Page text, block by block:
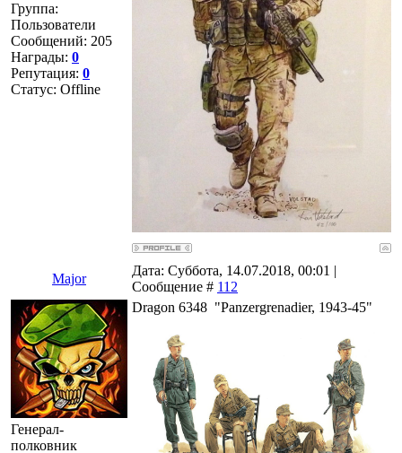
Группа:
Пользователи
Сообщений: 205
Награды: 0
Репутация: 0
Статус: Offline
Major
Дата: Суббота, 14.07.2018, 00:01 |
Сообщение # 112
Генерал-
полковник
Dragon 6348 "Panzergrenadier, 1943-45"